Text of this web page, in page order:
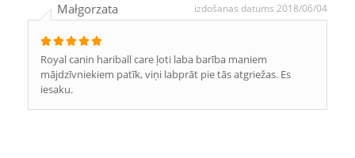
Małgorzata izdošanas datums 2018/06/04
Royal canin hariball care ļoti laba barība maniem
mājdzīvniekiem patīk, viņi labprāt pie tās atgriežas. Es
iesaku.